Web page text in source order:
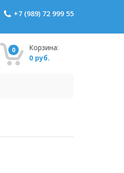
+7 (989) 72 999 55
0
Корзина:
0 руб.